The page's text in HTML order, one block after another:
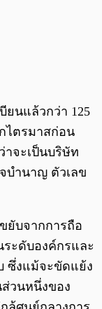
ยนแล้วกว่า 125
ไตรมาสก่อน
จะเป็นบริษัท
บำนาญ ตัวเลข
ยับจากการถือ
ะดับองค์กรและ
ซึ่งแม้จะขัดแย้ง
ส่วนหนึ่งของ